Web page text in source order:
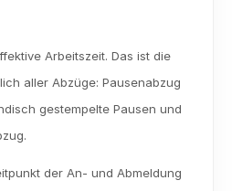
Arbeitszeit. Das ist die
aller Abzüge: Pausenabzug
gestempelte Pausen und
der An- und Abmeldung